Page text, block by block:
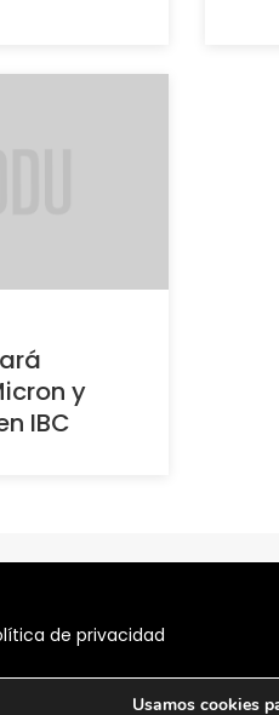
y
IBC
de privacidad
Usamos cookies